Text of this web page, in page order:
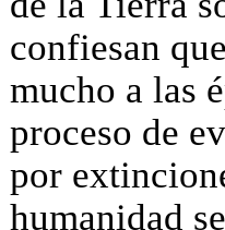
confiesan
mucho a las
proceso de
por
humanidad